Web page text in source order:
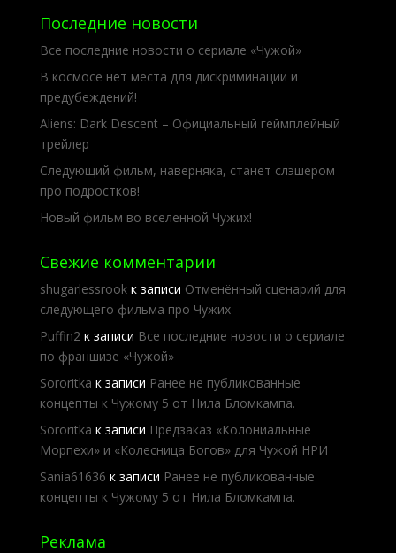
Последние новости
Все последние новости о сериале «Чужой»
В космосе нет места для дискриминации и
предубеждений!
Aliens: Dark Descent – Официальный геймплейный
трейлер
Следующий фильм, наверняка, станет слэшером
про подростков!
Новый фильм во вселенной Чужих!
Свежие комментарии
shugarlessrookк записи Отменённый сценарий для
следующего фильма про Чужих
Puffin2 к записи Все последние новости о сериале
по франшизе «Чужой»
Sororitka к записи Ранее не публикованные
концепты к Чужому 5 от Нила Бломкампа.
Sororitka к записи Предзаказ «Колониальные
Морпехи» и «Колесница Богов» для Чужой НРИ
Sania61636 к записи Ранее не публикованные
концепты к Чужому 5 от Нила Бломкампа.
Реклама